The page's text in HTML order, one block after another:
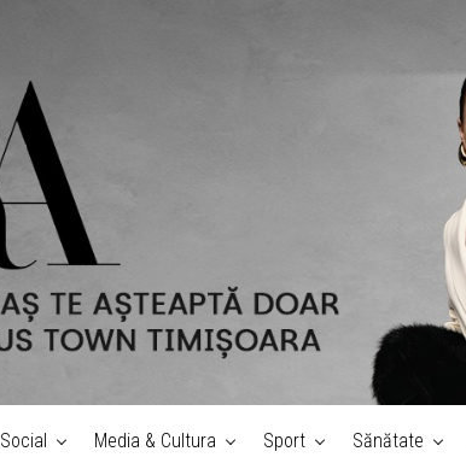
Social Media & Cultura Sport Sănătate